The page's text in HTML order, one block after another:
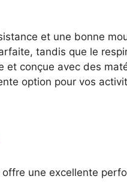
et une bonne
tandis que le
conçue avec des
option pour vos
une excellente